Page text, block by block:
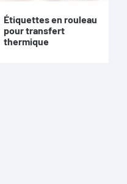
Étiquettes en rouleau
pour transfert
thermique